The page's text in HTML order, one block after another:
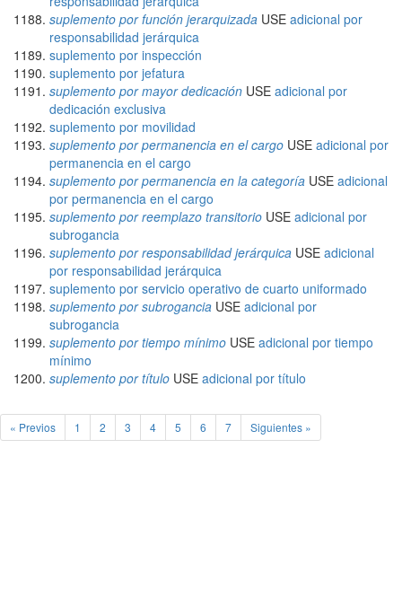
suplemento por función jerarquizada USE adicional por
responsabilidad jerárquica
suplemento por inspección
suplemento por jefatura
suplemento por mayor dedicación USE adicional por
dedicación exclusiva
suplemento por movilidad
suplemento por permanencia en el cargo USE adicional por
permanencia en el cargo
suplemento por permanencia en la categoría USE adicional
por permanencia en el cargo
suplemento por reemplazo transitorio USE adicional por
subrogancia
suplemento por responsabilidad jerárquica USE adicional
por responsabilidad jerárquica
suplemento por servicio operativo de cuarto uniformado
suplemento por subrogancia USE adicional por
subrogancia
suplemento por tiempo mínimo USE adicional por tiempo
mínimo
suplemento por título USE adicional por título
« Previos 1 2 3 4 5 6 7 Siguientes »